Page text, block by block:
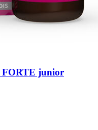
FORTE junior